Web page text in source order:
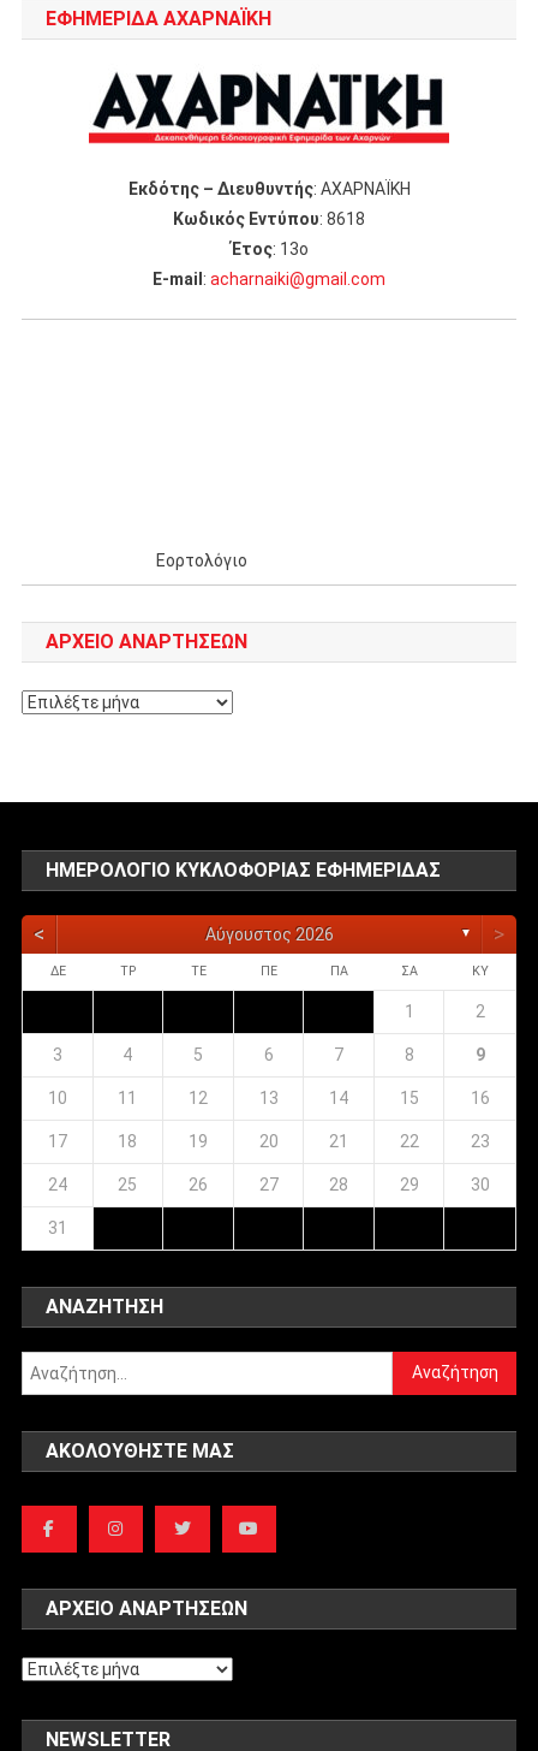
ΕΦΗΜΕΡΙΔΑ ΑΧΑΡΝΑΪΚΗ
Εκδότης – Διευθυντής: ΑΧΑΡΝΑΪΚΗ
Κωδικός Εντύπου: 8618
Έτος: 13ο
Ε-mail : acharnaiki@gmail.com
Εορτολόγιο
ΑΡΧΕΊΟ ΑΝΑΡΤΉΣΕΩΝ
Αρχείο
ΗΜΕΡΟΛΌΓΙΟ ΚΥΚΛΟΦΟΡΊΑΣ ΕΦΗΜΕΡΊΔΑΣ
< Αύγουστος 2026 ▼ >
ΔΕ ΤΡ ΤΕ ΠΕ ΠΑ ΣΑ ΚΥ
1 2
3 4 5 6 7 8 9
10 11 12 13 14 15 16
17 18 19 20 21 22 23
24 25 26 27 28 29 30
31
ΑΝΑΖΉΤΗΣΗ
Αναζήτηση
για:
ΑΚΟΛΟΥΘΉΣΤΕ ΜΑΣ
ΑΡΧΕΊΟ ΑΝΑΡΤΉΣΕΩΝ
Αρχείο
NEWSLETTER